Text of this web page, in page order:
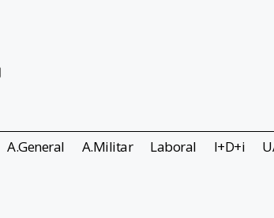
A.General A.Militar Laboral I+D+i